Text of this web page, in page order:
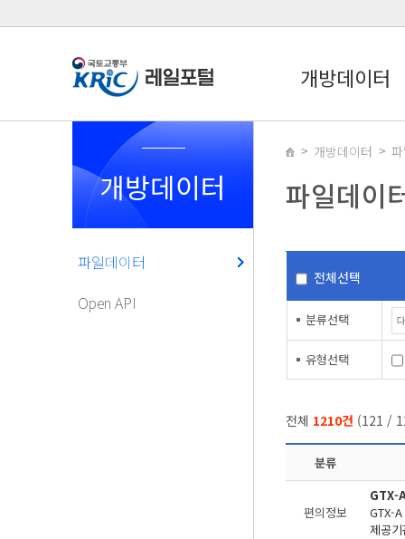
개방데이터
개방데이터
파일데이터
Open API
개방데이터
파일데이
전체선택
분류선택
유형선택
전체 1210건 (121 /
분류
편의정보
GTX-
제공